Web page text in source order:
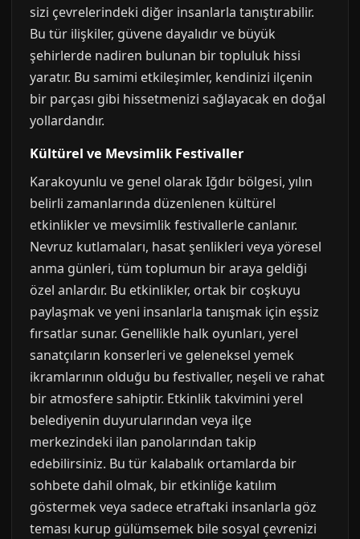
sizi çevrelerindeki diğer insanlarla tanıştırabilir.
Bu tür ilişkiler, güvene dayalıdır ve büyük
şehirlerde nadiren bulunan bir topluluk hissi
yaratır. Bu samimi etkileşimler, kendinizi ilçenin
bir parçası gibi hissetmenizi sağlayacak en doğal
yollardandır.
Kültürel ve Mevsimlik Festivaller
Karakoyunlu ve genel olarak Iğdır bölgesi, yılın
belirli zamanlarında düzenlenen kültürel
etkinlikler ve mevsimlik festivallerle canlanır.
Nevruz kutlamaları, hasat şenlikleri veya yöresel
anma günleri, tüm toplumun bir araya geldiği
özel anlardır. Bu etkinlikler, ortak bir coşkuyu
paylaşmak ve yeni insanlarla tanışmak için eşsiz
fırsatlar sunar. Genellikle halk oyunları, yerel
sanatçıların konserleri ve geleneksel yemek
ikramlarının olduğu bu festivaller, neşeli ve rahat
bir atmosfere sahiptir. Etkinlik takvimini yerel
belediyenin duyurularından veya ilçe
merkezindeki ilan panolarından takip
edebilirsiniz. Bu tür kalabalık ortamlarda bir
sohbete dahil olmak, bir etkinliğe katılım
göstermek veya sadece etraftaki insanlarla göz
teması kurup gülümsemek bile sosyal çevrenizi